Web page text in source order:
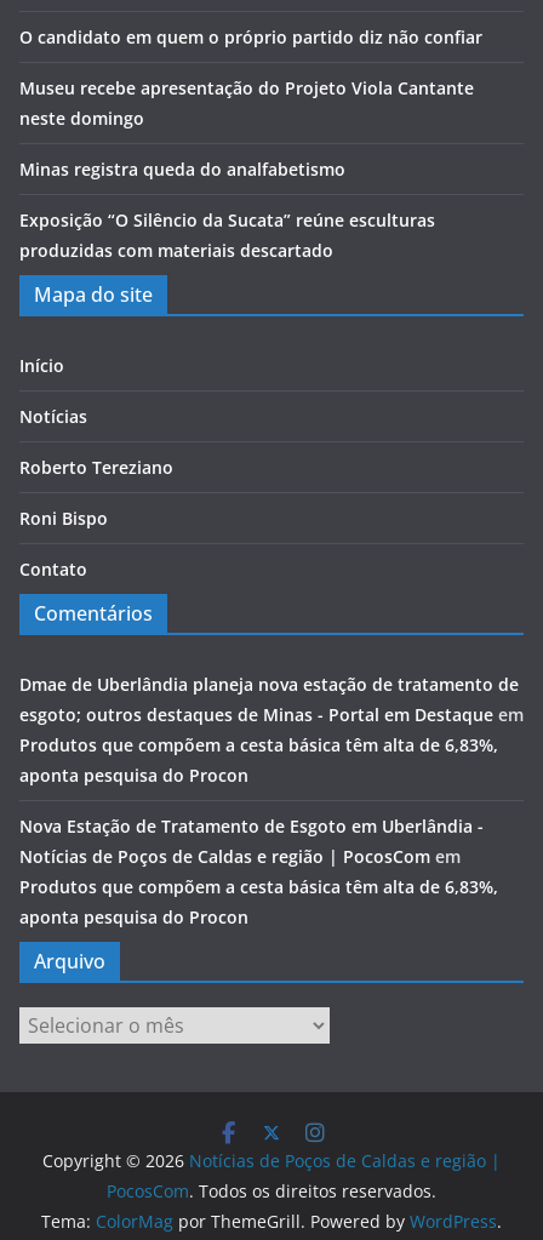
O candidato em quem o próprio partido diz não confiar
Museu recebe apresentação do Projeto Viola Cantante
neste domingo
Minas registra queda do analfabetismo
Exposição “O Silêncio da Sucata” reúne esculturas
produzidas com materiais descartado
Mapa do site
Início
Notícias
Roberto Tereziano
Roni Bispo
Contato
Comentários
Dmae de Uberlândia planeja nova estação de tratamento de
esgoto; outros destaques de Minas - Portal em Destaque em
Produtos que compõem a cesta básica têm alta de 6,83%,
aponta pesquisa do Procon
Nova Estação de Tratamento de Esgoto em Uberlândia -
Notícias de Poços de Caldas e região | PocosCom em
Produtos que compõem a cesta básica têm alta de 6,83%,
aponta pesquisa do Procon
Arquivo
Arquivo
Copyright © 2026 Notícias de Poços de Caldas e região |
PocosCom. Todos os direitos reservados.
Tema: ColorMag por ThemeGrill. Powered by WordPress.